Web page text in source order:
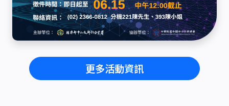
更多活動資訊